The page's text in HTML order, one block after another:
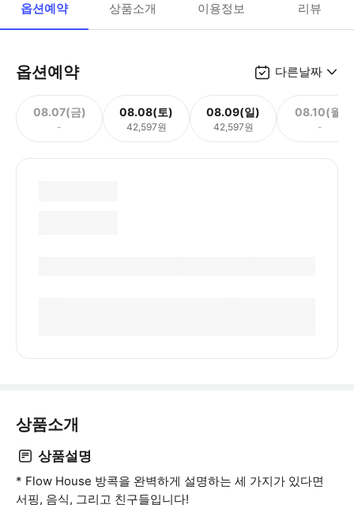
옵션예약 상품소개 이용정보 리뷰
옵션예약 다른날짜
08.07(금)
-
08.08(토)
42,597원
08.09(일)
42,597원
08.10(월)
-
상품소개
상품설명
* Flow House 방콕을 완벽하게 설명하는 세 가지가 있다면
서핑, 음식, 그리고 친구들입니다!